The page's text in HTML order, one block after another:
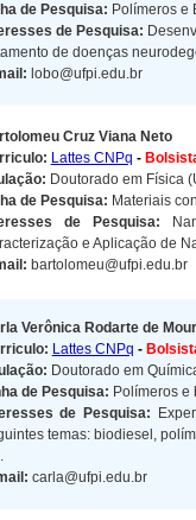
de Pesquisa: Polímeros e
de Pesquisa:
de doenças
lobo@ufpi.edu.br
Cruz Viana Neto
Lattes CNPq -
Doutorado em Física
de Pesquisa: Materiais
de Pesquisa:
e Aplicação de
bartolomeu@ufpi.edu.br
Verônica Rodarte de
Lattes CNPq -
Doutorado em
de Pesquisa: Polímeros e
de Pesquisa: E
temas: biodiesel,
carla@ufpi.edu.br